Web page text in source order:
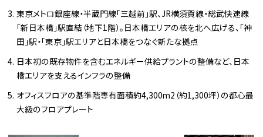
東京メトロ銀座線・半蔵門線「三越前」駅、JR横須賀線・総武快速線
「新日本橋」駅直結（地下1階）。日本橋エリアの核を北へ広げる、「神
田」駅・「東京」駅エリアと日本橋をつなぐ新たな拠点
日本初の既存物件を含むエネルギー供給プラントの整備など、日本
橋エリアを支えるインフラの整備
オフィスフロアの基準階専有面積約4,300m2（約1,300坪）の都心最
大級のフロアプレート